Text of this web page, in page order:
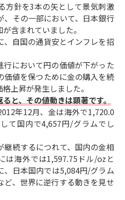
方針を3本の矢として景気刺激
、その一部において、日本銀行
含まれていました。
、自国の通貨安とインフレを招
行において円の価値が下がった
価値を保つために金の購入を続
上昇が発生しました。
と、その値動きは顕著です。
年12月、金は海外で1,720.0
て国内で4,657円/グラムでし
継続するにつれて、国内の金相
は海外では1,597.75ドル/ozと
、日本国内では5,084円/グラム
ど、世界に逆行する動きを見せ